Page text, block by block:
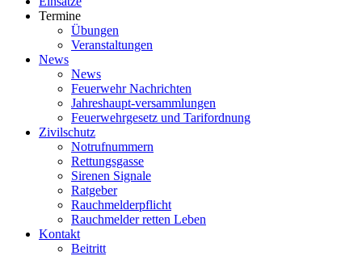
Termine
Übungen
Veranstaltungen
News
News
Feuerwehr Nachrichten
Jahreshaupt-versammlungen
Feuerwehrgesetz und Tarifordnung
Zivilschutz
Notrufnummern
Rettungsgasse
Sirenen Signale
Ratgeber
Rauchmelderpflicht
Rauchmelder retten Leben
Kontakt
Beitritt